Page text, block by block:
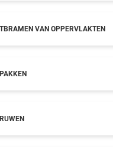
VAN OPPERVLAKTEN